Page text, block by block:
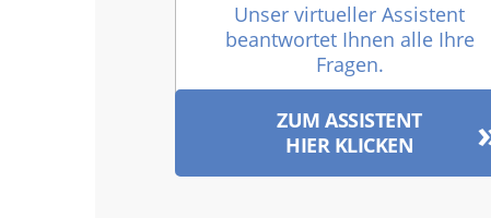
Unser virtueller Assistent
beantwortet Ihnen alle Ihre
Fragen.
ZUM ASSISTENT
HIER KLICKEN